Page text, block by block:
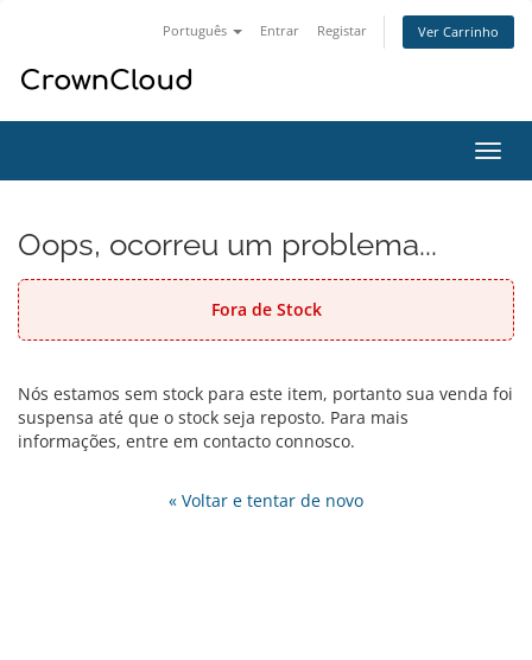
Português Entrar Registar Ver Carrinho
Oops, ocorreu um problema...
Fora de Stock
Nós estamos sem stock para este item, portanto sua venda foi
suspensa até que o stock seja reposto. Para mais
informações, entre em contacto connosco.
« Voltar e tentar de novo